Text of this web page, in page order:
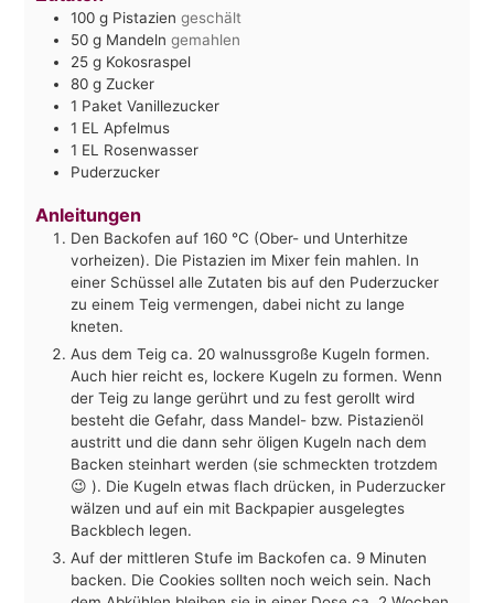
100 g Pistazien geschält
50 g Mandeln gemahlen
25 g Kokosraspel
80 g Zucker
1 Paket Vanillezucker
1 EL Apfelmus
1 EL
Rosenwasser
Puderzucker
Anleitungen
Den Backofen auf 160 °C (Ober- und Unterhitze
vorheizen). Die Pistazien im Mixer fein mahlen. In
einer Schüssel alle Zutaten bis auf den Puderzucker
zu einem Teig vermengen, dabei nicht zu lange
kneten.
Aus dem Teig ca. 20 walnussgroße Kugeln formen.
Auch hier reicht es, lockere Kugeln zu formen. Wenn
der Teig zu lange gerührt und zu fest gerollt wird
besteht die Gefahr, dass Mandel- bzw. Pistazienöl
austritt und die dann sehr öligen Kugeln nach dem
Backen steinhart werden (sie schmeckten trotzdem
😉 ). Die Kugeln etwas flach drücken, in Puderzucker
wälzen und auf ein mit Backpapier ausgelegtes
Backblech legen.
Auf der mittleren Stufe im Backofen ca. 9 Minuten
backen. Die Cookies sollten noch weich sein. Nach